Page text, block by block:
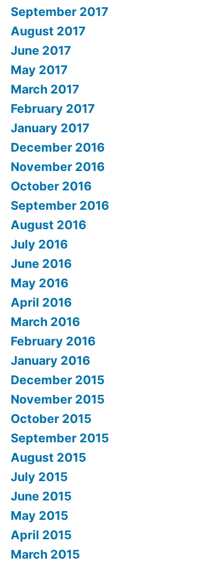
September 2017
August 2017
June 2017
May 2017
March 2017
February 2017
January 2017
December 2016
November 2016
October 2016
September 2016
August 2016
July 2016
June 2016
May 2016
April 2016
March 2016
February 2016
January 2016
December 2015
November 2015
October 2015
September 2015
August 2015
July 2015
June 2015
May 2015
April 2015
March 2015